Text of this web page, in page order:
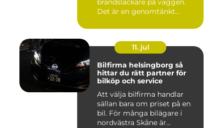
brandsläckare på väggen.
Det är en genomtänkt
11. jul
Bilfirma helsingborg så
hittar du rätt partner för
bilköp och service
Att välja bilfirma handlar
sällan bara om priset på en
bil. För många bilägare i
nordvästra Skåne är...